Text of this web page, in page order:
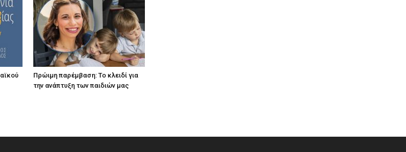
Πρώιμη παρέμβαση: Το κλειδί για
την ανάπτυξη των παιδιών µας